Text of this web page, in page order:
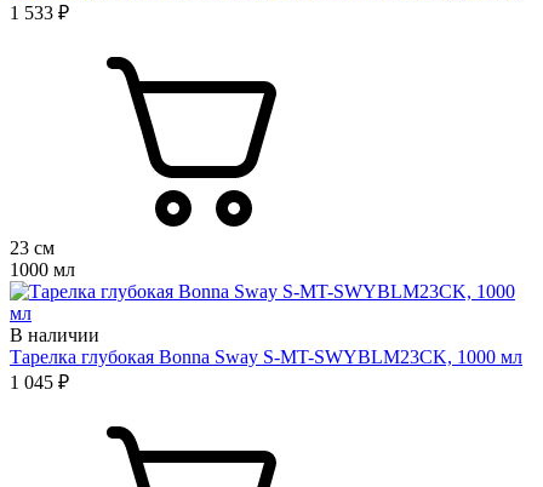
1 533 ₽
23 см
1000 мл
В наличии
Тарелка глубокая Bonna Sway S-MT-SWYBLM23CK, 1000 мл
1 045 ₽